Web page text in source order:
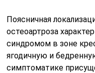
Поясничная
остеоартроза
синдромом в зоне
ягодичную и
симптоматике